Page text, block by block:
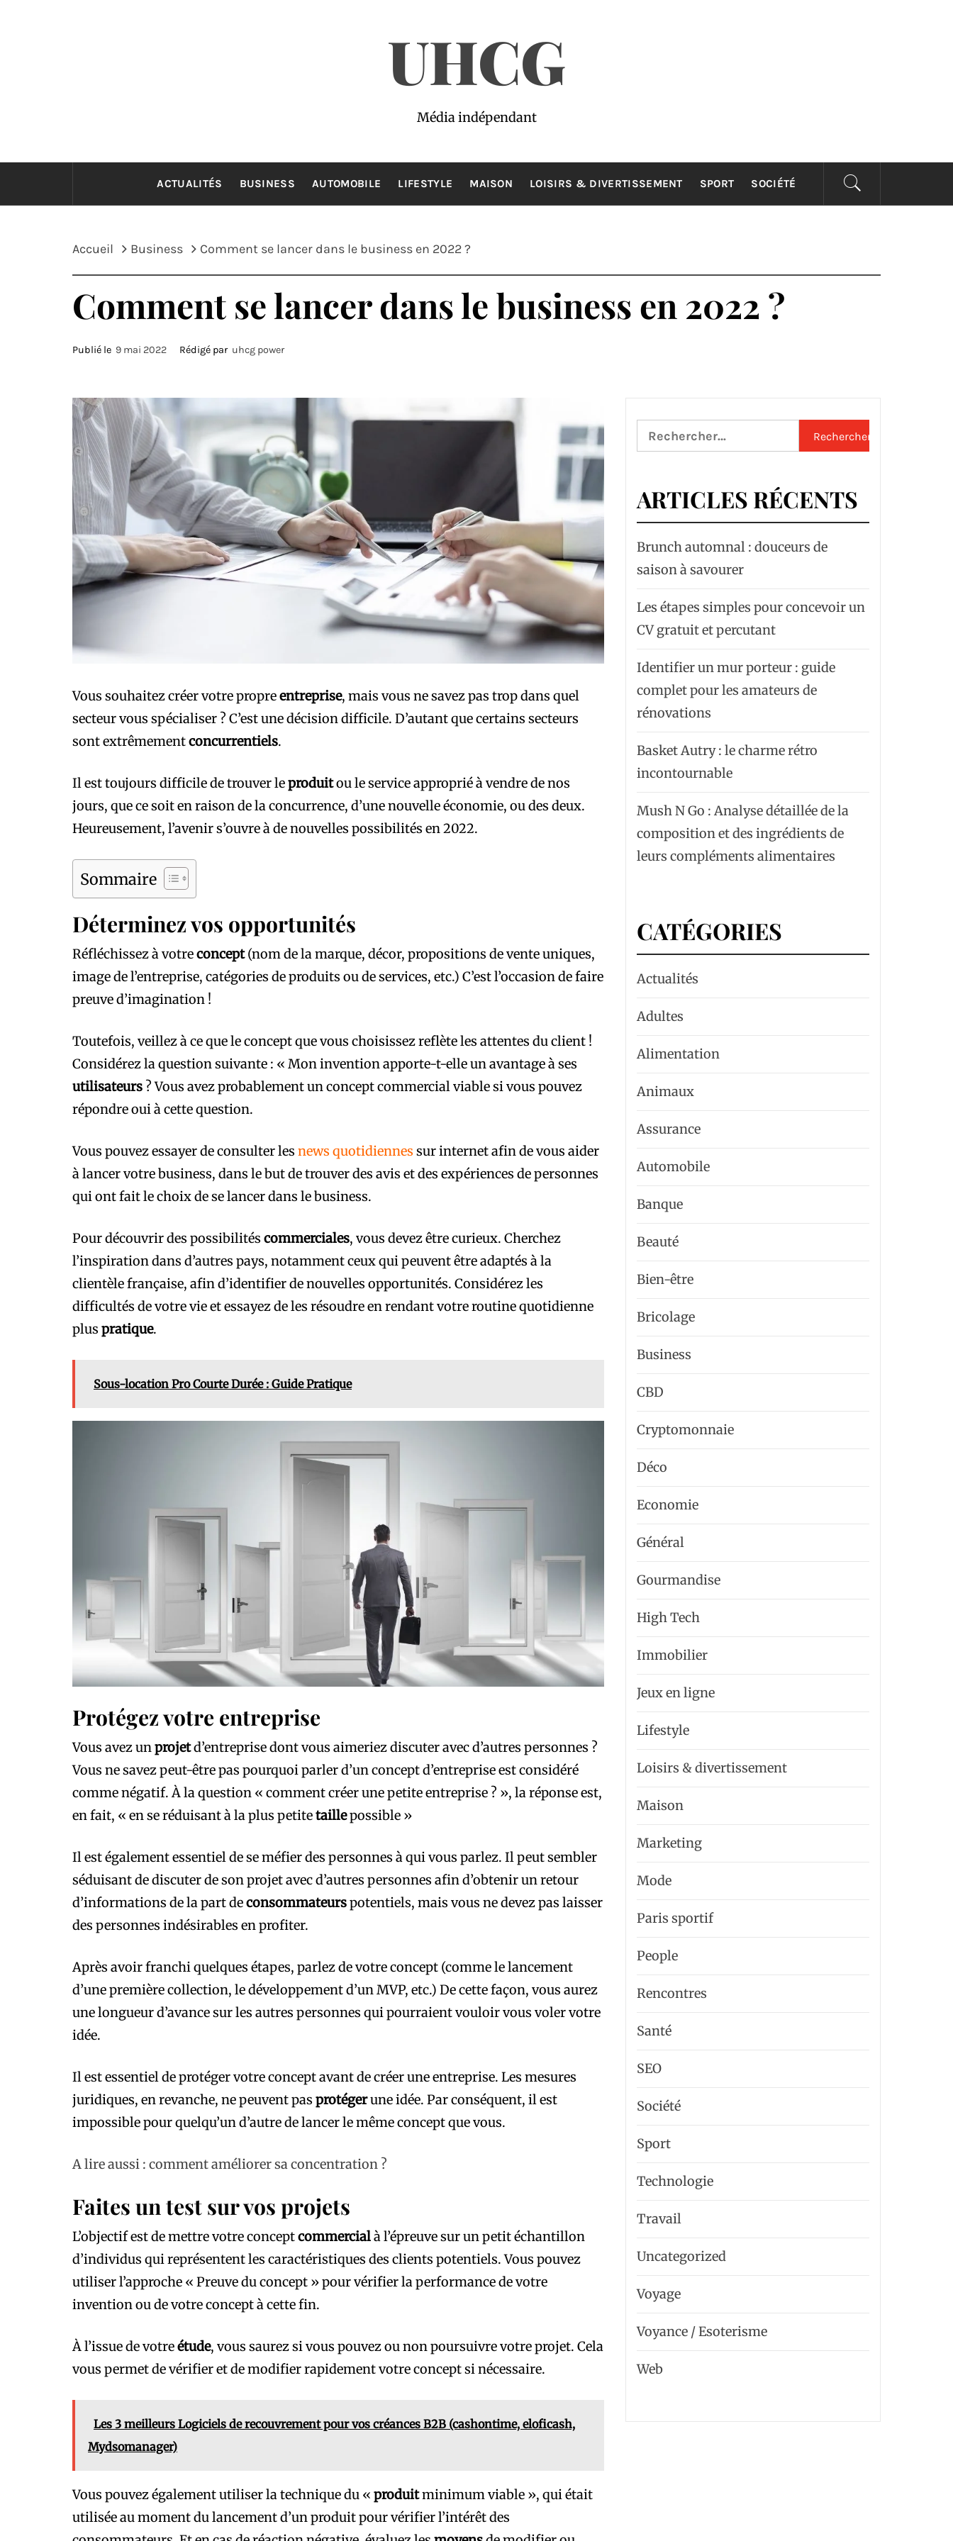
UHCG
Média indépendant
ACTUALITÉS BUSINESS AUTOMOBILE LIFESTYLE MAISON LOISIRS & DIVERTISSEMENT SPORT SOCIÉTÉ
Accueil Business Comment se lancer dans le business en 2022 ?
Comment se lancer dans le business en 2022 ?
Publié le 9 mai 2022 Rédigé par uhcg power
Vous souhaitez créer votre propreentreprise, mais vous ne savez pas trop dans quel
secteur vous spécialiser ? C’est une décision difficile. D’autant que certains secteurs
sont extrêmementconcurrentiels.
Il est toujours difficile de trouver leproduitou le service approprié à vendre de nos
jours, que ce soit en raison de la concurrence, d’une nouvelle économie, ou des deux.
Heureusement, l’avenir s’ouvre à de nouvelles possibilités en 2022.
Sommaire
Déterminez vos opportunités
Réfléchissez à votreconcept(nom de la marque, décor, propositions de vente uniques,
image de l’entreprise, catégories de produits ou de services, etc.) C’est l’occasion de faire
preuve d’imagination !
Toutefois, veillez à ce que le concept que vous choisissez reflète les attentes du client !
Considérez la question suivante : « Mon invention apporte-t-elle un avantage à ses
utilisateurs ? Vous avez probablement un concept commercial viable si vous pouvez
répondre oui à cette question.
Vous pouvez essayer de consulter les news quotidiennes sur internet afin de vous aider
à lancer votre business, dans le but de trouver des avis et des expériences de personnes
qui ont fait le choix de se lancer dans le business.
Pour découvrir des possibilités commerciales, vous devez être curieux. Cherchez
l’inspiration dans d’autres pays, notamment ceux qui peuvent être adaptés à la
clientèle française, afin d’identifier de nouvelles opportunités. Considérez les
difficultés de votre vie et essayez de les résoudre en rendant votre routine quotidienne
plus pratique.
Sous-location Pro Courte Durée : Guide Pratique
Protégez votre entreprise
Vous avez unprojetd’entreprise dont vous aimeriez discuter avec d’autres personnes ?
Vous ne savez peut-être pas pourquoi parler d’un concept d’entreprise est considéré
comme négatif. À la question « comment créer une petite entreprise ? », la réponse est,
en fait, « en se réduisant à la plus petitetaillepossible »
Il est également essentiel de se méfier des personnes à qui vous parlez. Il peut sembler
séduisant de discuter de son projet avec d’autres personnes afin d’obtenir un retour
d’informations de la part deconsommateurspotentiels, mais vous ne devez pas laisser
des personnes indésirables en profiter.
Après avoir franchi quelques étapes, parlez de votre concept (comme le lancement
d’une première collection, le développement d’un MVP, etc.) De cette façon, vous aurez
une longueur d’avance sur les autres personnes qui pourraient vouloir vous voler votre
idée.
Il est essentiel de protéger votre concept avant de créer une entreprise. Les mesures
juridiques, en revanche, ne peuvent pas protégerune idée. Par conséquent, il est
impossible pour quelqu’un d’autre de lancer le même concept que vous.
A lire aussi : comment améliorer sa concentration ?
Faites un test sur vos projets
L’objectif est de mettre votre conceptcommercialà l’épreuve sur un petit échantillon
d’individus qui représentent les caractéristiques des clients potentiels. Vous pouvez
utiliser l’approche « Preuve du concept » pour vérifier la performance de votre
invention ou de votre concept à cette fin.
À l’issue de votreétude, vous saurez si vous pouvez ou non poursuivre votre projet. Cela
vous permet de vérifier et de modifier rapidement votre concept si nécessaire.
Les 3 meilleurs Logiciels de recouvrement pour vos créances B2B (cashontime, eloficash,
Mydsomanager)
Vous pouvez également utiliser la technique du « produitminimum viable », qui était
utilisée au moment du lancement d’un produit pour vérifier l’intérêt des
Rechercher :
ARTICLES RÉCENTS
Brunch automnal : douceurs de
saison à savourer
Les étapes simples pour concevoir un
CV gratuit et percutant
Identifier un mur porteur : guide
complet pour les amateurs de
rénovations
Basket Autry : le charme rétro
incontournable
Mush N Go : Analyse détaillée de la
composition et des ingrédients de
leurs compléments alimentaires
CATÉGORIES
Actualités
Adultes
Alimentation
Animaux
Assurance
Automobile
Banque
Beauté
Bien-être
Bricolage
Business
CBD
Cryptomonnaie
Déco
Economie
Général
Gourmandise
High Tech
Immobilier
Jeux en ligne
Lifestyle
Loisirs & divertissement
Maison
Marketing
Mode
Paris sportif
People
Rencontres
Santé
SEO
Société
Sport
Technologie
Travail
Uncategorized
Voyage
Voyance / Esoterisme
Web